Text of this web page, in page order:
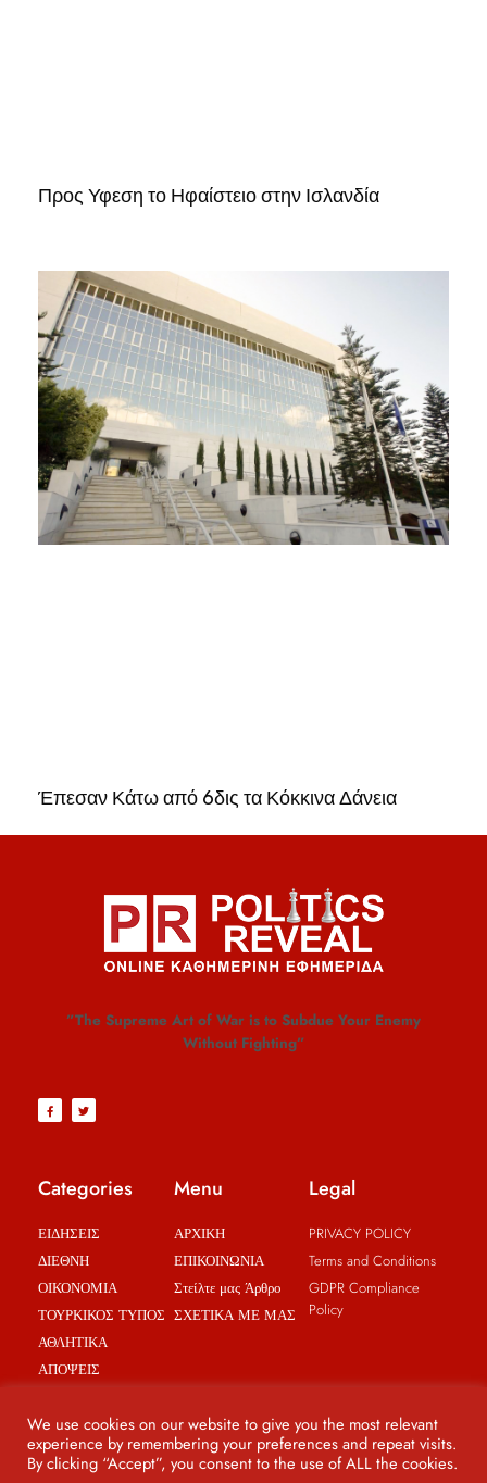
Προς Υφεση το Ηφαίστειο στην Ισλανδία
Έπεσαν Κάτω από 6δις τα Κόκκινα Δάνεια
”The Supreme Art of War is to Subdue Your Enemy
Without Fighting”
Categories
ΕΙΔΗΣΕΙΣ
ΔΙΕΘΝΗ
ΟΙΚΟΝΟΜΙΑ
ΤΟΥΡΚΙΚΟΣ ΤΥΠΟΣ
ΑΘΛΗΤΙΚΑ
ΑΠΟΨΕΙΣ
Menu
ΑΡΧΙΚΗ
ΕΠΙΚΟΙΝΩΝΙΑ
Στείλτε μας Άρθρο
ΣΧΕΤΙΚΑ ΜΕ ΜΑΣ
Legal
PRIVACY POLICY
Terms and Conditions
GDPR Compliance
Policy
We use cookies on our website to give you the most relevant
experience by remembering your preferences and repeat visits.
By clicking “Accept”, you consent to the use of ALL the cookies.